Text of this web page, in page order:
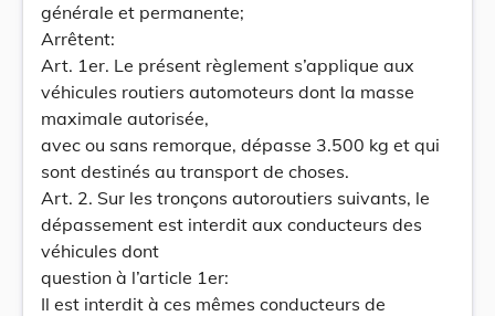
générale et permanente;
Arrêtent:
Art. 1er. Le présent règlement s’applique aux
véhicules routiers automoteurs dont la masse
maximale autorisée,
avec ou sans remorque, dépasse 3.500 kg et qui
sont destinés au transport de choses.
Art. 2. Sur les tronçons autoroutiers suivants, le
dépassement est interdit aux conducteurs des
véhicules dont
question à l’article 1er:
Il est interdit à ces mêmes conducteurs de